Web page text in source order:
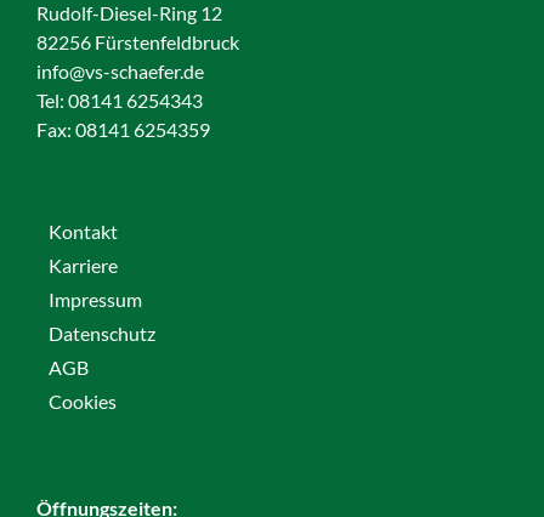
Rudolf-Diesel-Ring 12
82256 Fürstenfeldbruck
info@vs-schaefer.de
Tel: 08141 6254343
Fax: 08141 6254359
Kontakt
Karriere
Impressum
Datenschutz
AGB
Cookies
Öffnungszeiten: